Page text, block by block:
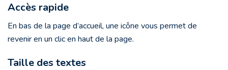
Accès rapide
En bas de la page d’accueil, une icône vous permet de
revenir en un clic en haut de la page.
Taille des textes